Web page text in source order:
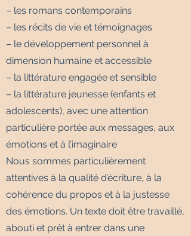
– les romans contemporains
– les récits de vie et témoignages
– le développement personnel à
dimension humaine et accessible
– la littérature engagée et sensible
– la littérature jeunesse (enfants et
adolescents), avec une attention
particulière portée aux messages, aux
émotions et à l’imaginaire
Nous sommes particulièrement
attentives à la qualité d’écriture, à la
cohérence du propos et à la justesse
des émotions. Un texte doit être travaillé,
abouti et prêt à entrer dans une